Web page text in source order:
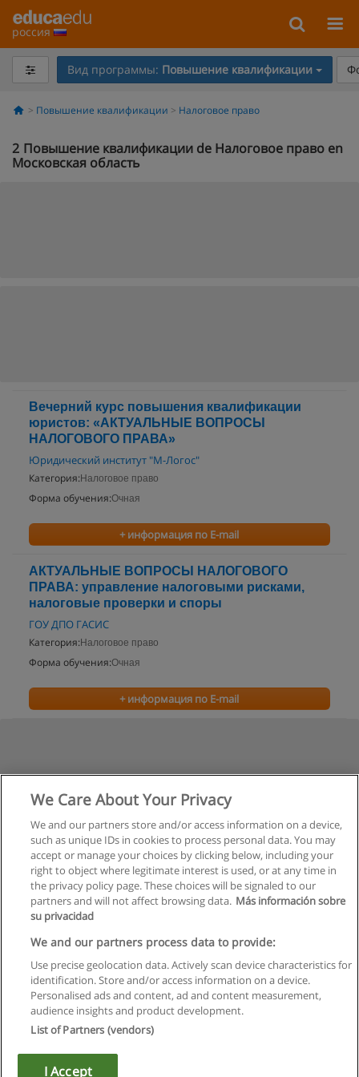
россия
Вид программы: Повышение квалификации
Повышение квалификации Налоговое право
2 Повышение квалификации de Налоговое право en
Московская область
Вечерний курс повышения квалификации
юристов: «АКТУАЛЬНЫЕ ВОПРОСЫ
НАЛОГОВОГО ПРАВА»
Юридический институт "М-Логос"
Категория: Налоговое право
Форма обучения:Очная
+ информация по E-mail
АКТУАЛЬНЫЕ ВОПРОСЫ НАЛОГОВОГО
ПРАВА: управление налоговыми рисками,
налоговые проверки и споры
ГОУ ДПО ГАСИС
Категория: Налоговое право
Форма обучения:Очная
+ информация по E-mail
Правила пользования
Конфиденциальность информации
We Care About Your Privacy
We and our partners store and/or access information on a device,
such as unique IDs in cookies to process personal data. You may
accept or manage your choices by clicking below, including your
right to object where legitimate interest is used, or at any time in
the privacy policy page. These choices will be signaled to our
partners and will not affect browsing data. Más información sobre
su privacidad
We and our partners process data to provide:
Use precise geolocation data. Actively scan device characteristics for
identification. Store and/or access information on a device.
Personalised ads and content, ad and content measurement,
audience insights and product development.
List of Partners (vendors)
I Accept